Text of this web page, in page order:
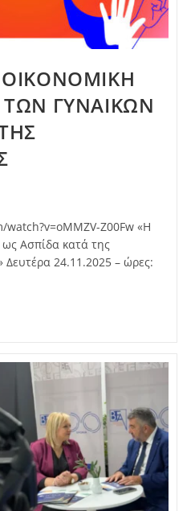
ΤΩΝ ΓΥΝΑΙΚΩΝ
Z00Fw «Η
ως Ασπίδα κατά της
Δευτέρα 24.11.2025 – ώρες: